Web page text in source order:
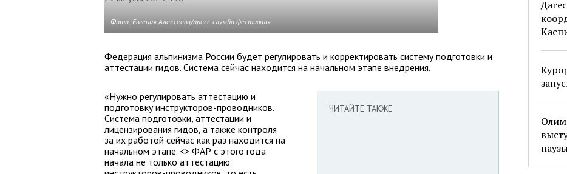
Фото: Евгения Алексеева/пресс-служба фестиваля
Федерация альпинизма России будет регулировать и корректировать систему подготовки и
аттестации гидов. Система сейчас находится на начальном этапе внедрения.
ЧИТАЙТЕ ТАКЖЕ
«Нужно регулировать аттестацию и
подготовку инструкторов-проводников.
Система подготовки, аттестации и
лицензирования гидов, а также контроля
за их работой сейчас как раз находится на
начальном этапе. <> ФАР с этого года
начала не только аттестацию